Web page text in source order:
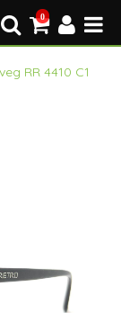
0
RR 4410 C1